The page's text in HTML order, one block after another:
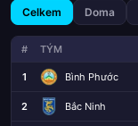
Celkem Doma
# TÝM
1 Bình Phước
2 Bắc Ninh